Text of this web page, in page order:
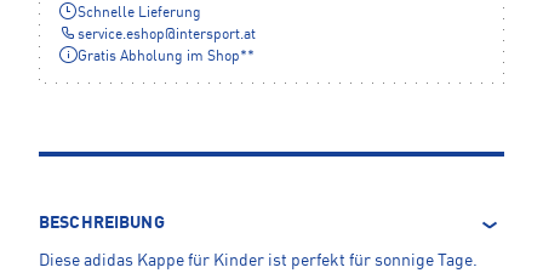
Schnelle Lieferung
service.eshop@intersport.at
Gratis Abholung im Shop**
BESCHREIBUNG
Diese adidas Kappe für Kinder ist perfekt für sonnige Tage.